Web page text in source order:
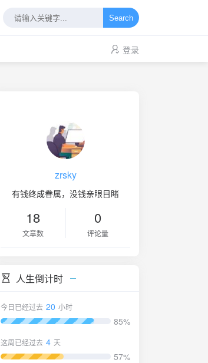
Search
登录
zrsky
有钱终成眷属，没钱亲眼目睹
18
文章数
0
评论量
人生倒计时
今日已经过去 20 小时
85%
这周已经过去 4 天
57%